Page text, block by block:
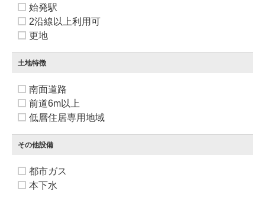
始発駅
2沿線以上利用可
更地
土地特徴
南面道路
前道6m以上
低層住居専用地域
その他設備
都市ガス
本下水